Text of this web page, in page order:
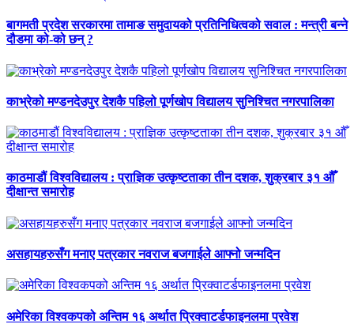
बागमती प्रदेश सरकारमा तामाङ समुदायको प्रतिनिधित्वको सवाल : मन्त्री बन्ने
दौडमा को‐को छन् ?
काभ्रेको मण्डनदेउपुर देशकै पहिलो पूर्णखोप विद्यालय सुनिश्चित नगरपालिका
काठमाडौं विश्वविद्यालय : प्राज्ञिक उत्कृष्टताका तीन दशक, शुक्रबार ३१ औँ
दीक्षान्त समारोह
असहायहरुसँग मनाए पत्रकार नवराज बजगाईले आफ्नो जन्मदिन
अमेरिका विश्वकपको अन्तिम १६ अर्थात प्रिक्वाटर्डफाइनलमा प्रवेश